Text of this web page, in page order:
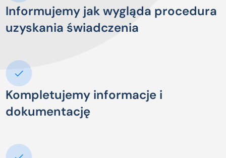
Informujemy jak wygląda procedura
uzyskania świadczenia
Kompletujemy informacje i
dokumentację